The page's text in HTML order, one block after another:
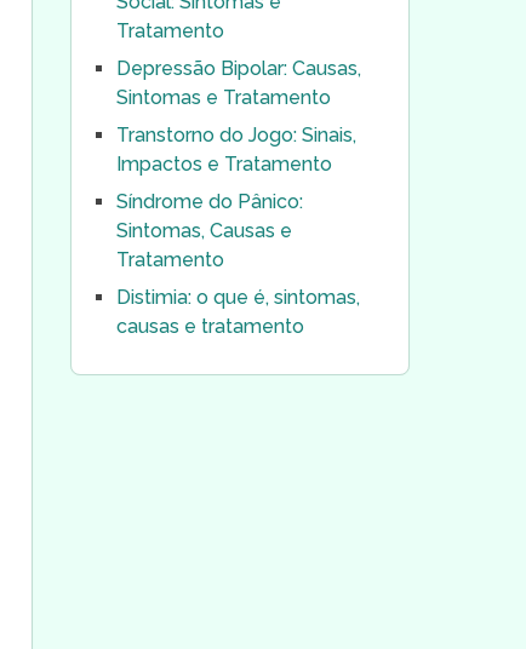
Tratamento
Depressão Bipolar: Causas,
Sintomas e Tratamento
Transtorno do Jogo: Sinais,
Impactos e Tratamento
Síndrome do Pânico:
Sintomas, Causas e
Tratamento
Distimia: o que é, sintomas,
causas e tratamento